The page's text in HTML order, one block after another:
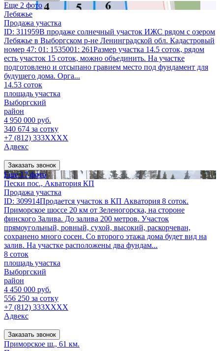
Еще 2 фото
Лебяжье
Продажа участка
ID: 311959В продаже солнечный участок ИЖС рядом с озером
Лебяжье в Выборгском р-не Ленинградской обл. Кадастровый
номер 47: 01: 1535001: 261Размер участка 14.5 соток, рядом
есть участок 15 соток, можно объединить. На участке
подготовлено и отсыпано гравием место под фундамент для
будущего дома. Орга...
14.53 соток
площадь участка
Выборгский
район
4 950 000 руб.
340 674 за сотку
+7 (812) 333XXXX
Адвекс
Заказать звонок
Еще 17 фото
Пески пос., Акватория КП
Продажа участка
ID: 309914Продается участок в КП Акватория 8 соток.
Приморское шоссе 20 км от Зеленогорска, на стороне
финского Залива. До залива 200 метров. Участок
прямоугольный, ровный, сухой, высокий, раскорчеван,
сохранено много сосен. Со второго этажа дома будет вид на
залив. На участке расположены два фундам...
8 соток
площадь участка
Выборгский
район
4 450 000 руб.
556 250 за сотку
+7 (812) 333XXXX
Адвекс
Заказать звонок
Приморское ш., 61 км.